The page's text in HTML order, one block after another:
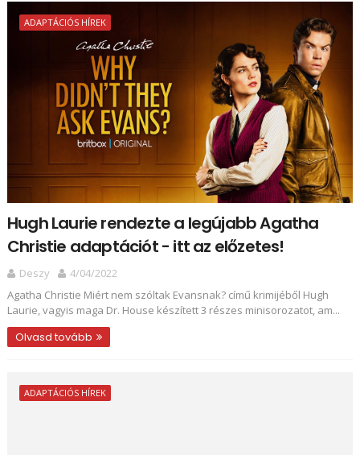
ADAPTÁCIÓS HÍREK
Hugh Laurie rendezte a legújabb Agatha
Christie adaptációt - itt az előzetes!
Deszy
4/04/2022
Agatha Christie Miért ​nem szóltak Evansnak? című krimijéből Hugh
Laurie, vagyis maga Dr. House készített 3 részes minisorozatot, am...
Olvasd tovább
ADAPTÁCIÓS HÍREK